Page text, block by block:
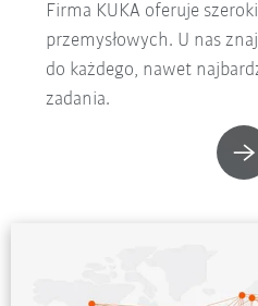
Firma KUKA oferuje
przemysłowych. U nas
do każdego, nawet
zadania.